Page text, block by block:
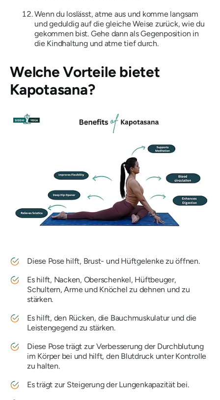
Wenn du loslässt, atme aus und komme langsam
und geduldig auf die gleiche Weise zurück, wie du
gekommen bist. Gehe dann als Gegenposition in
die Kindhaltung und atme tief durch.
Welche Vorteile bietet
Kapotasana?
Diese Pose hilft, Brust- und Hüftgelenke zu öffnen.
Es hilft, Nacken, Oberschenkel, Hüftbeuger,
Schultern, Arme und Knöchel zu dehnen und zu
stärken.
Es hilft, den Rücken, die Bauchmuskulatur und die
Leistengegend zu stärken.
Diese Pose trägt zur Verbesserung der Durchblutung
im Körper bei und hilft, den Blutdruck unter Kontrolle
zu halten.
Es trägt zur Steigerung der Lungenkapazität bei.